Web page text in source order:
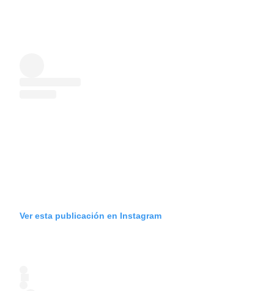
Ver esta publicación en Instagram